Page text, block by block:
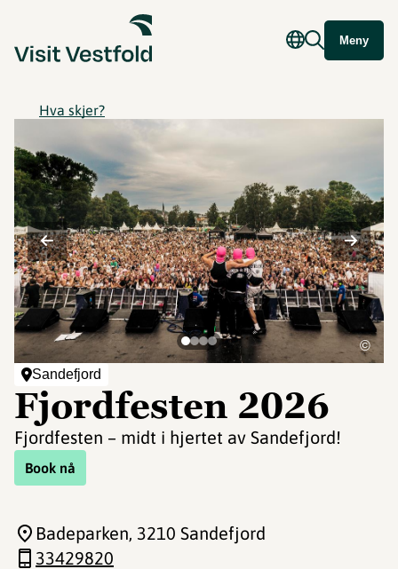
Meny
Hva skjer?
Sandefjord
Fjordfesten 2026
Fjordfesten – midt i hjertet av Sandefjord!
Book nå
©
Badeparken, 3210 Sandefjord
33429820